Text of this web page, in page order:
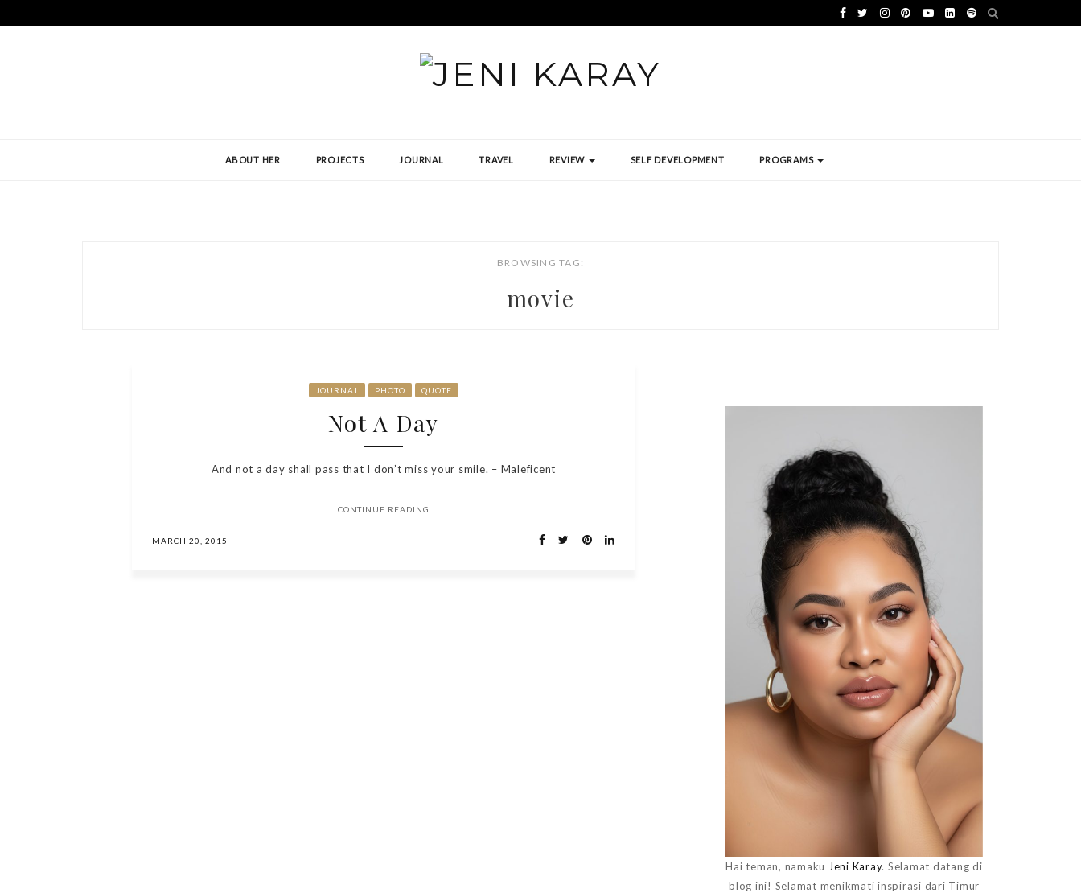
ABOUT HER PROJECTS JOURNAL TRAVEL REVIEW SELF DEVELOPMENT PROGRAMS
BROWSING TAG:
movie
JOURNAL PHOTO QUOTE
Not A Day
And not a day shall pass that I don’t miss your smile. – Maleficent
CONTINUE READING
MARCH 20, 2015
Hai teman, namaku Jeni Karay. Selamat datang di
blog ini! Selamat menikmati inspirasi dari Timur